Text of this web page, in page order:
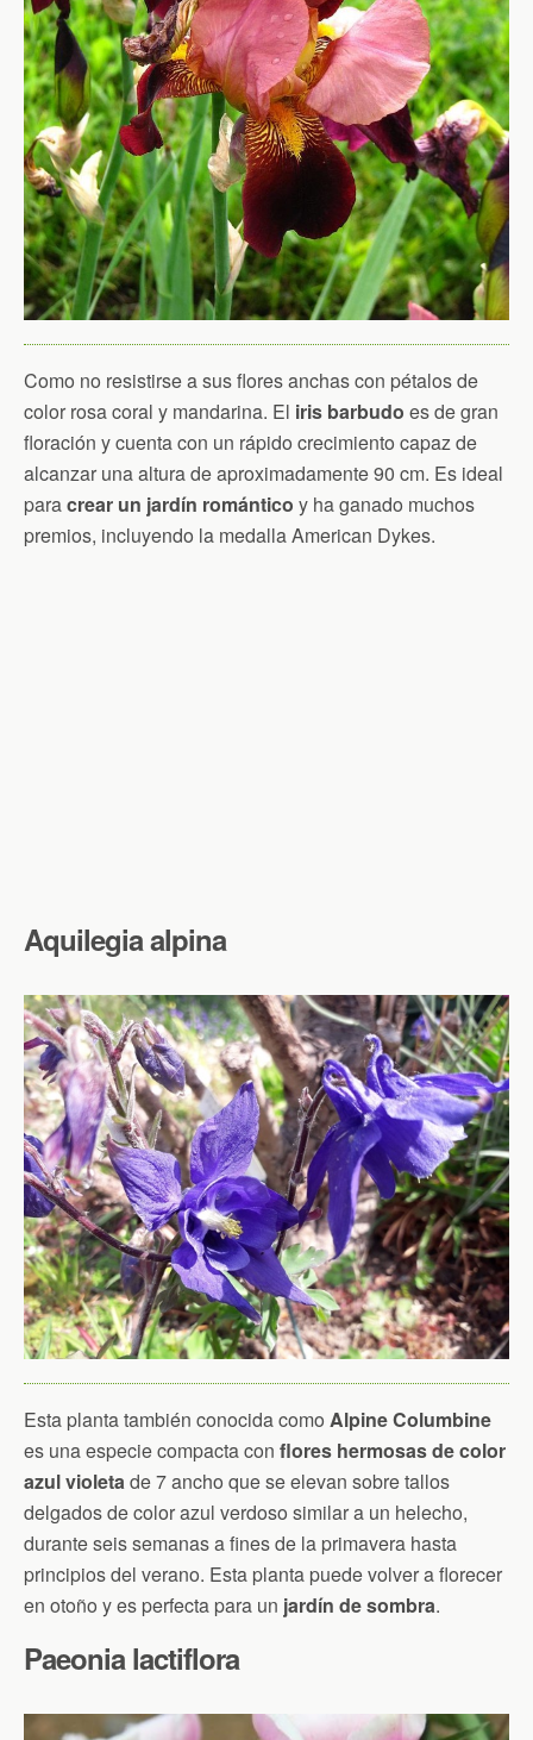
Como no resistirse a sus flores anchas con pétalos de
color rosa coral y mandarina. El iris barbudo es de gran
floración y cuenta con un rápido crecimiento capaz de
alcanzar una altura de aproximadamente 90 cm. Es ideal
paracrear un jardín romántico y ha ganado muchos
premios, incluyendo la medalla American Dykes.
Aquilegia alpina
Esta planta también conocida como Alpine Columbine
es una especie compacta con flores hermosas de color
azul violeta de 7 ancho que se elevan sobre tallos
delgados de color azul verdoso similar a un helecho,
durante seis semanas a fines de la primavera hasta
principios del verano. Esta planta puede volver a florecer
en otoño y es perfecta para un jardín de sombra.
Paeonia lactiflora